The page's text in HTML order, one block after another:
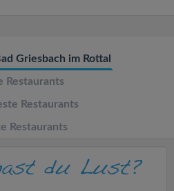
Griesbach im Rottal
Restaurants
Restaurants
Restaurants